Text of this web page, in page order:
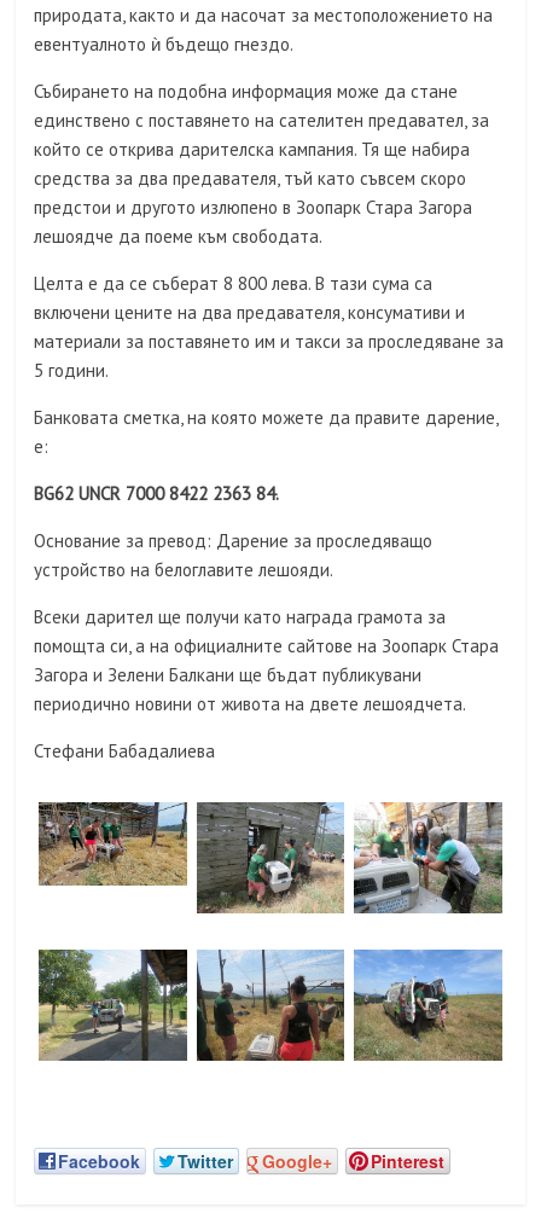
природата, както и да насочат за местоположението на
евентуалното ѝ бъдещо гнездо.
Събирането на подобна информация може да стане
единствено с поставянето на сателитен предавател, за
който се открива дарителска кампания. Тя ще набира
средства за два предавателя, тъй като съвсем скоро
предстои и другото излюпено в Зоопарк Стара Загора
лешоядче да поеме към свободата.
Целта е да се съберат 8 800 лева. В тази сума са
включени цените на два предавателя, консумативи и
материали за поставянето им и такси за проследяване за
5 години.
Банковата сметка, на която можете да правите дарение,
е:
BG62 UNCR 7000 8422 2363 84.
Основание за превод: Дарение за проследяващо
устройство на белоглавите лешояди.
Всеки дарител ще получи като награда грамота за
помощта си, а на официалните сайтове на Зоопарк Стара
Загора и Зелени Балкани ще бъдат публикувани
периодично новини от живота на двете лешоядчета.
Стефани Бабадалиева
Facebook Twitter Google+ Pinterest